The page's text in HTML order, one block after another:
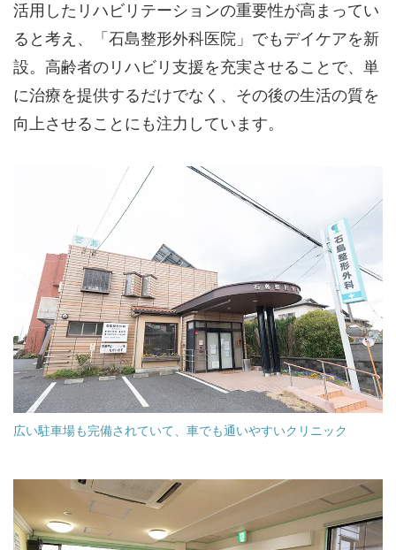
活用したリハビリテーションの重要性が高まってい
ると考え、「石島整形外科医院」でもデイケアを新
設。高齢者のリハビリ支援を充実させることで、単
に治療を提供するだけでなく、その後の生活の質を
向上させることにも注力しています。
広い駐車場も完備されていて、車でも通いやすいクリニック